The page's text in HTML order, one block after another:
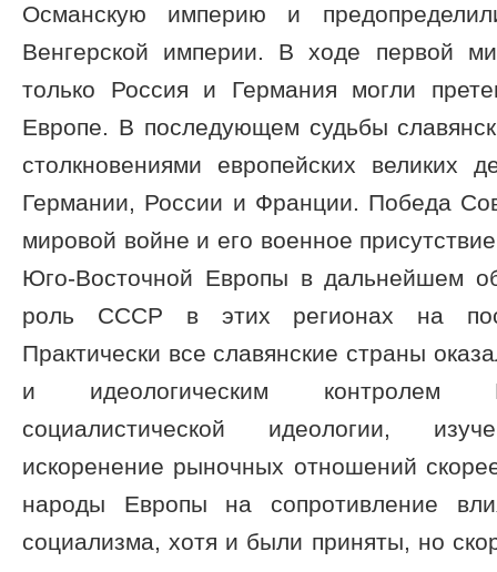
Османскую империю и
Венгерской империи. В ходе первой
только Россия и Германия могли
Европе. В последующем судьбы
столкновениями европейских великих
Германии, России и Франции. Победа
мировой войне и его военное
Юго-Восточной Европы в дальнейшем
роль СССР в этих регионах на
Практически все славянские страны
и идеологическим контролем
социалистической идеологии,
искоренение рыночных отношений
народы Европы на сопротивление
социализма, хотя и были приняты, но